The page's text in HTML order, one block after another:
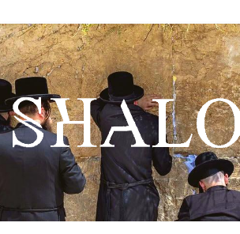
Hyppää
sisältöön
Hae: